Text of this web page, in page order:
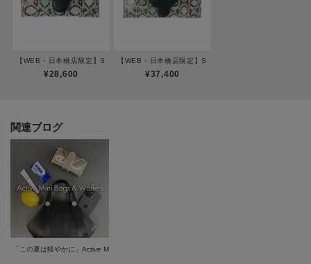
【WEB・日本橋店限定】SISSI(シッシ)マルチ財布
¥28,600
【WEB・日本橋店限定】SISSI(シッシ)長財布
¥37,400
関連ブログ
「この夏は軽やかに」Active Mini Bags & Wallets